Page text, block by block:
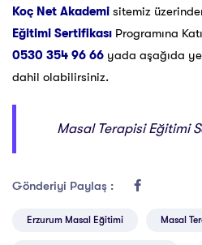
Koç Net Akademi sitemiz
Eğitimi Sertifikası Programına
0530 354 96 66 yada aşağıda
dahil olabilirsiniz.
Masal Terapisi Eğitimi
Gönderiyi Paylaş :
Erzurum Masal Eğitimi Masal